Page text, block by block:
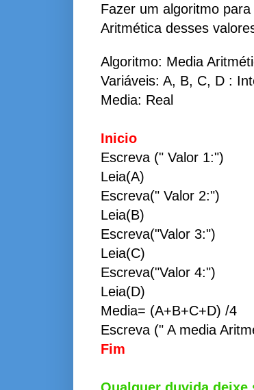
Fazer um algoritmo
Aritmética desses
Algoritmo: Media
Variáveis: A, B, C, D :
Media: Real
Inicio
Escreva (" Valor 1:")
Leia(A)
Escreva(" Valor 2:")
Leia(B)
Escreva("Valor 3:")
Leia(C)
Escreva("Valor 4:")
Leia(D)
Media= (A+B+C+D) /4
Escreva (" A media
Fim